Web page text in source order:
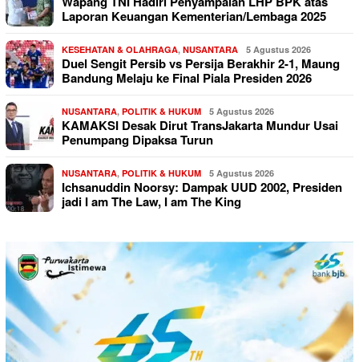
Laporan Keuangan Kementerian/Lembaga 2025
KESEHATAN & OLAHRAGA, NUSANTARA 5 Agustus 2026
Duel Sengit Persib vs Persija Berakhir 2-1, Maung
Bandung Melaju ke Final Piala Presiden 2026
NUSANTARA, POLITIK & HUKUM 5 Agustus 2026
KAMAKSI Desak Dirut TransJakarta Mundur Usai
Penumpang Dipaksa Turun
NUSANTARA, POLITIK & HUKUM 5 Agustus 2026
Ichsanuddin Noorsy: Dampak UUD 2002, Presiden
jadi I am The Law, I am The King